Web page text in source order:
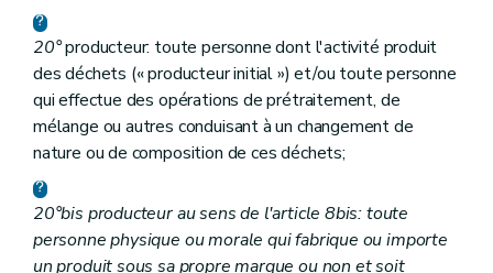
20°producteur: toute personne dont l'activité produit
des déchets (« producteur initial ») et/ou toute personne
qui effectue des opérations de prétraitement, de
mélange ou autres conduisant à un changement de
nature ou de composition de ces déchets;
20°bis producteur au sens de l'article 8bis: toute
personne physique ou morale qui fabrique ou importe
un produit sous sa propre marque ou non et soit